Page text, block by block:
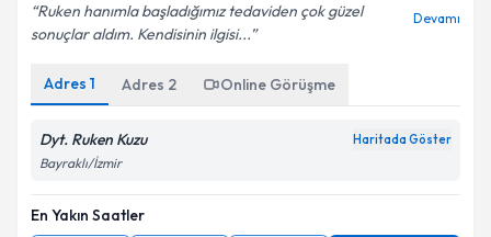
Ruken hanımla başladığımız tedaviden çok güzel
sonuçlar aldım. Kendisinin ilgisi...
Devamı
Adres 1 Adres 2 Online Görüşme
Dyt. Ruken Kuzu Haritada Göster
Bayraklı/İzmir
En Yakın Saatler